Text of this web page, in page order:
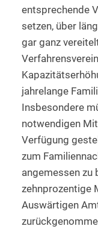
entsprechende
setzen, über
gar ganz
jahrelange
Insbesondere
notwendigen
Verfügung
zum
angemessen zu
zehnprozentige
Auswärtigen